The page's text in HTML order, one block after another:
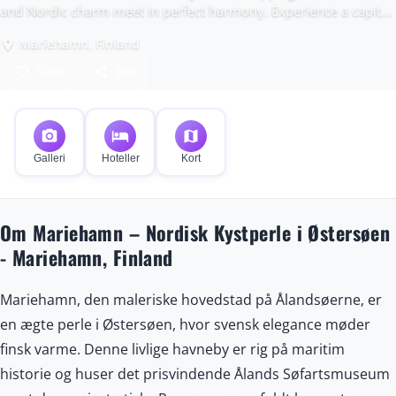
and Nordic charm meet in perfect harmony. Experience a capital
explored.
place Mariehamn, Finland
photo_camera
Galleri
hotel
Hoteller
map
Kort
Om Mariehamn – Nordisk Kystperle i Østersøen
- Mariehamn, Finland
Mariehamn, den maleriske hovedstad på Ålandsøerne, er
en ægte perle i Østersøen, hvor svensk elegance møder
finsk varme. Denne livlige havneby er rig på maritim
historie og huser det prisvindende Ålands Søfartsmuseum